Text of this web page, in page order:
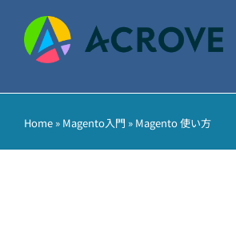
content
Home » Magento入門 » Magento 使い方